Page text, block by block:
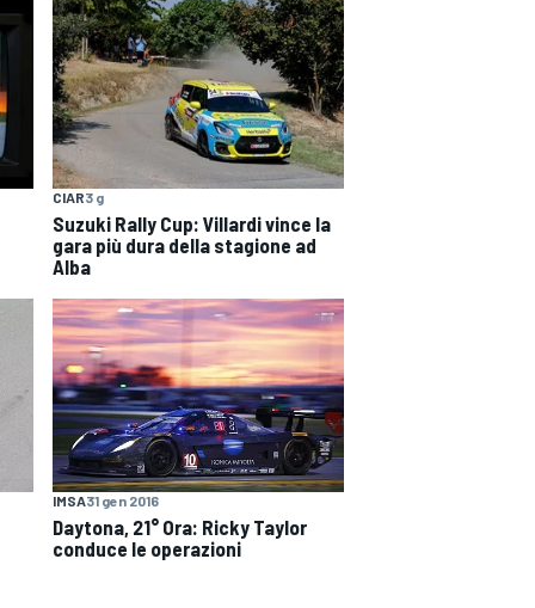
CIAR3 g
Suzuki Rally Cup: Villardi vince la
gara più dura della stagione ad
Alba
IMSA31 gen 2016
Daytona, 21° Ora: Ricky Taylor
conduce le operazioni